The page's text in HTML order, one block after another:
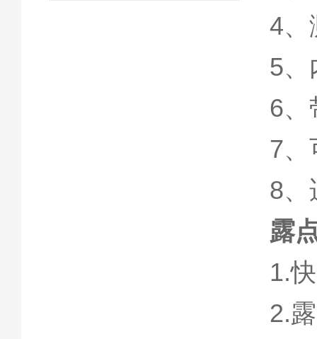
4、
5、
6、
7、
8、
露
1.
2.